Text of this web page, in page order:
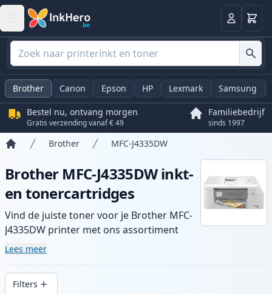
Log in
Brother Canon Epson HP Lexmark Samsung
Bestel nu, ontvang morgen
Gratis verzending vanaf € 49
Familiebedrijf
sinds 1997
Brother MFC-J4335DW
Brother MFC-J4335DW inkt-
en tonercartridges
Vind de juiste toner voor je Brother MFC-
J4335DW printer met ons assortiment
compatibele en high-yield cartridges.
snelle levering vanuit lokale voorraad in .
Lees meer
Filters